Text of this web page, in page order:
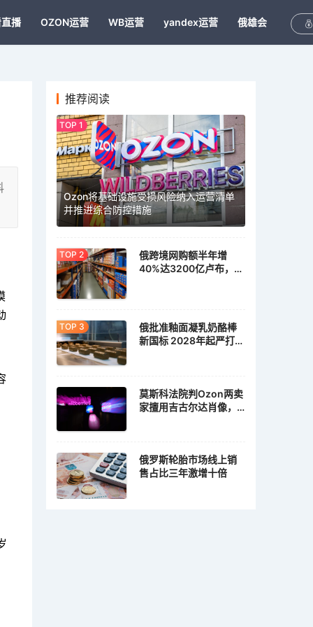
播 OZON运营 WB运营 yandex运营 俄雄会
推荐阅读
Ozon将基础设施受损风险纳入运营清单
并推进综合防控措施
俄跨境网购额半年增
40%达3200亿卢布，家
俄批准釉面凝乳奶酪棒
新国标 2028年起严打植
莫斯科法院判Ozon两卖
家擅用吉古尔达肖像，
俄罗斯轮胎市场线上销
售占比三年激增十倍